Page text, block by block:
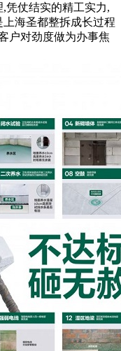
凭仗结实的精工实力,
海圣都整拆成长过程
户对劲度做为办事焦